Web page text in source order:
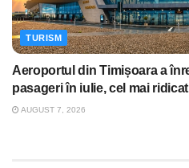
TURISM
Aeroportul din Timișoara a
pasageri în iulie, cel mai
AUGUST 7, 2026